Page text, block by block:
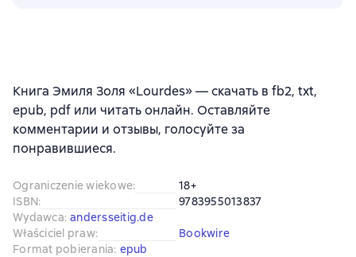
Книга Эмиля Золя «Lourdes» — скачать в fb2, txt,
epub, pdf или читать онлайн. Оставляйте
комментарии и отзывы, голосуйте за
понравившиеся.
Ograniczenie wiekowe:
18+
ISBN:
9783955013837
Wydawca: andersseitig.de
Właściciel praw:
Bookwire
Format pobierania: epub